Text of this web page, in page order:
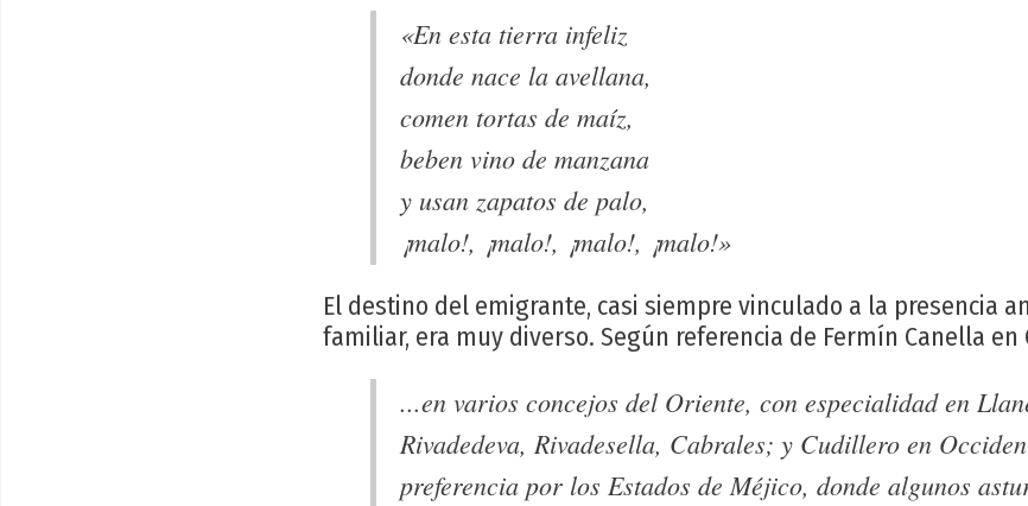
«En esta tierra infeliz
donde nace la avellana,
comen tortas de maíz,
beben vino de manzana
y usan zapatos de palo,
¡malo!, ¡malo!, ¡malo!, ¡malo!»
El destino del emigrante, casi siempre vinculado a la presencia
familiar, era muy diverso. Según referencia de Fermín Canella
...en varios concejos del Oriente, con especialidad en
Rivadedeva, Rivadesella, Cabrales; y Cudillero en
preferencia por los Estados de Méjico, donde algunos